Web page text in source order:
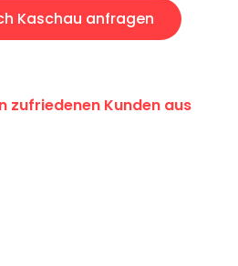
Kaschau anfragen
zufriedenen Kunden aus